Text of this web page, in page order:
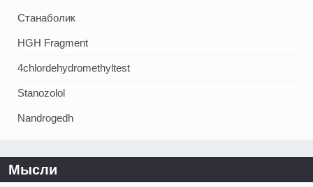
Станаболик
HGH Fragment
4chlordehydromethyltest
Stanozolol
Nandrogedh
Мысли